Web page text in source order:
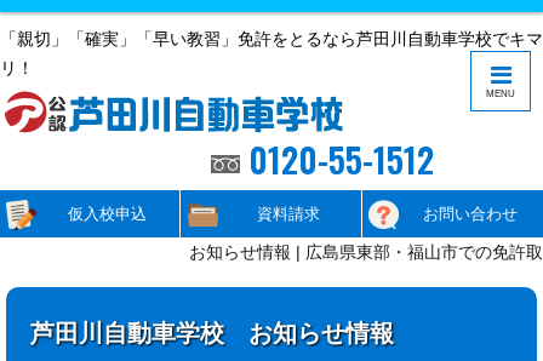
「親切」「確実」「早い教習」免許をとるなら芦田川自動車学校でキマ
リ！
0120-55-1512
仮入校申込 資料請求 お問い合わせ
お知らせ情報 | 広島県東部・福山市での免許
芦田川自動車学校 お知らせ情報
MENU